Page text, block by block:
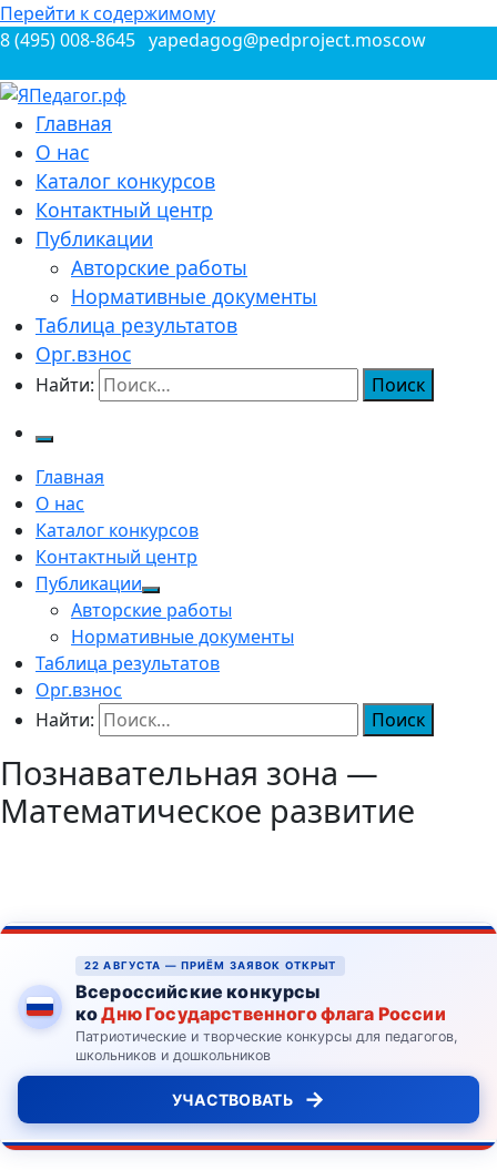
Перейти к содержимому
8 (495) 008-8645 yapedagog@pedproject.moscow
ЯПедагог.рф
Всероссийские конкурсы для педагогов
Главная
О нас
Каталог конкурсов
Контактный центр
Публикации
Авторские работы
Нормативные документы
Таблица результатов
Орг.взнос
Найти:
Главная
О нас
Каталог конкурсов
Контактный центр
Публикации
Авторские работы
Нормативные документы
Таблица результатов
Орг.взнос
Найти:
Познавательная зона —
Математическое развитие
22 АВГУСТА — ПРИЁМ ЗАЯВОК ОТКРЫТ
Всероссийские конкурсы
коДню Государственного флага России
Патриотические и творческие конкурсы для педагогов,
школьников и дошкольников
УЧАСТВОВАТЬ →